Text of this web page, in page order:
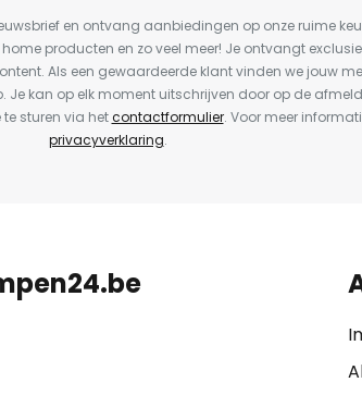
en ontvang aanbiedingen op onze ruime
producten en zo veel meer! Je ontvangt
Als een gewaardeerde klant vinden we jouw
Je kan op elk moment uitschrijven door op de
te sturen via hetcontactformulier. Voor meer
privacyverklaring.